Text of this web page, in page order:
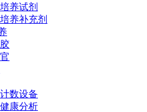
养试剂
养补充剂
数设备
康分析